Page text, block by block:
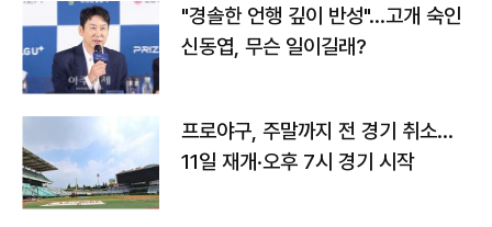
"경솔한 언행 깊이 반성"…고개 숙인
신동엽, 무슨 일이길래?
프로야구, 주말까지 전 경기 취소…
11일 재개·오후 7시 경기 시작